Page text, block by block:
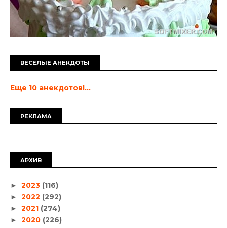
ВЕСЕЛЫЕ АНЕКДОТЫ
Еще 10 анекдотов!...
РЕКЛАМА
АРХИВ
► 2023 (116)
► 2022 (292)
► 2021 (274)
► 2020 (226)